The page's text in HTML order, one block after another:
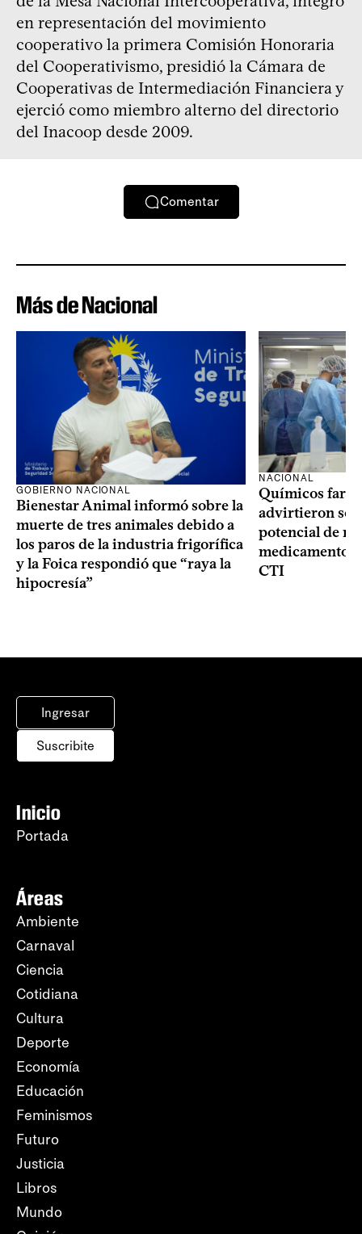
en representación del movimiento
cooperativo la primera Comisión Honoraria
del Cooperativismo, presidió la Cámara de
Cooperativas de Intermediación Financiera y
ejerció como miembro alterno del directorio
del Inacoop desde 2009.
Comentar
Más de Nacional
GOBIERNO NACIONAL
Bienestar Animal informó sobre la
muerte de tres animales debido a
los paros de la industria frigorífica
y la Foica respondió que “raya la
hipocresía”
NACIONAL
Químicos
advirtieron
potencial de
medicamentos
CTI
Ingresar
Suscribite
Inicio
Portada
Áreas
Ambiente
Carnaval
Ciencia
Cotidiana
Cultura
Deporte
Economía
Educación
Feminismos
Futuro
Justicia
Libros
Mundo